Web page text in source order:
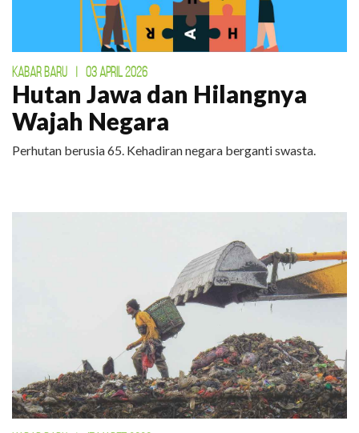
KABAR BARU 03 APRIL 2026
Hutan Jawa dan Hilangnya
Wajah Negara
Perhutan berusia 65. Kehadiran negara berganti swasta.